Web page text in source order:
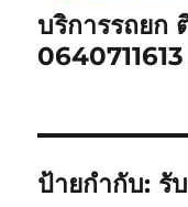
บริการรถยก
ป้ายกำกับ: รั